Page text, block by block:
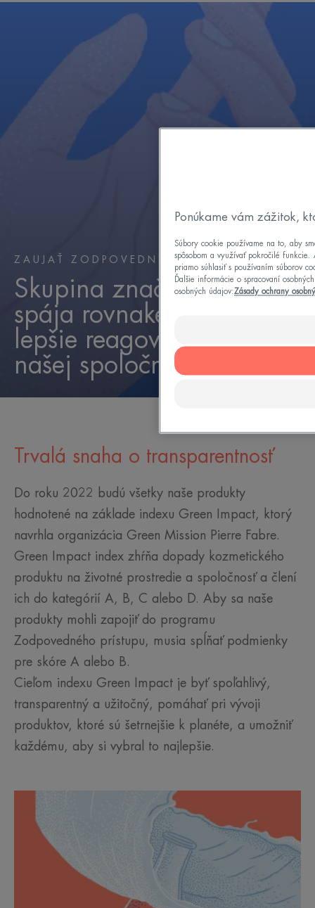
položku
položku
položku
ZAUJAŤ ZODPOVEDNÝ PRÍSTUP
Skupina značiek, ktoré
spája rovnaké poslanie:
lepšie reagovať na výzvy
našej spoločnosti
Trvalá snaha o transparentnosť
Do roku 2022 budú všetky naše produkty
hodnotené na základe indexu Green Impact, ktorý
navrhla organizácia Green Mission Pierre Fabre.
Green Impact index zhŕňa dopady kozmetického
produktu na životné prostredie a spoločnosť a člení
ich do kategórií A, B, C alebo D. Aby sa naše
produkty mohli zapojiť do programu
Zodpovedného prístupu, musia spĺňať podmienky
pre skóre A alebo B.
Cieľom indexu Green Impact je byť spoľahlivý,
transparentný a užitočný, pomáhať pri vývoji
produktov, ktoré sú šetrnejšie k planéte, a umožniť
každému, aby si vybral to najlepšie.
Ponúkame vám zážitok,
Súbory cookie používame na to, aby
spôsobom a využívať pokročilé
priamo súhlasiť s používaním súborov
Ďalšie informácie o spracovaní
osobných údajov:Zásady ochrany